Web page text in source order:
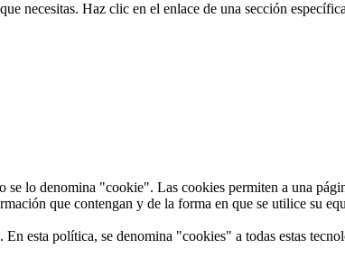
necesitas. Haz clic en el enlace de una sección
lo denomina "cookie". Las cookies permiten a una
que contengan y de la forma en que se utilice su
esta política, se denomina "cookies" a todas estas